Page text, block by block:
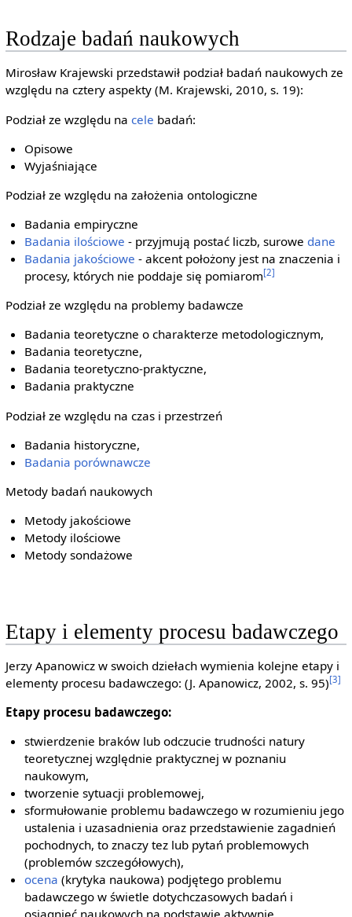
Rodzaje badań naukowych
Mirosław Krajewski przedstawił podział badań naukowych ze
względu na cztery aspekty (M. Krajewski, 2010, s. 19):
Podział ze względu na cele badań:
Opisowe
Wyjaśniające
Podział ze względu na założenia ontologiczne
Badania empiryczne
Badania ilościowe - przyjmują postać liczb, surowe dane
Badania jakościowe - akcent położony jest na znaczenia i
procesy, których nie poddaje się pomiarom[2]
Podział ze względu na problemy badawcze
Badania teoretyczne o charakterze metodologicznym,
Badania teoretyczne,
Badania teoretyczno-praktyczne,
Badania praktyczne
Podział ze względu na czas i przestrzeń
Badania historyczne,
Badania porównawcze
Metody badań naukowych
Metody jakościowe
Metody ilościowe
Metody sondażowe
Etapy i elementy procesu badawczego
Jerzy Apanowicz w swoich dziełach wymienia kolejne etapy i
elementy procesu badawczego: (J. Apanowicz, 2002, s. 95)[3]
Etapy procesu badawczego:
stwierdzenie braków lub odczucie trudności natury
teoretycznej względnie praktycznej w poznaniu
naukowym,
tworzenie sytuacji problemowej,
sformułowanie problemu badawczego w rozumieniu jego
ustalenia i uzasadnienia oraz przedstawienie zagadnień
pochodnych, to znaczy tez lub pytań problemowych
(problemów szczegółowych),
ocena (krytyka naukowa) podjętego problemu
badawczego w świetle dotychczasowych badań i